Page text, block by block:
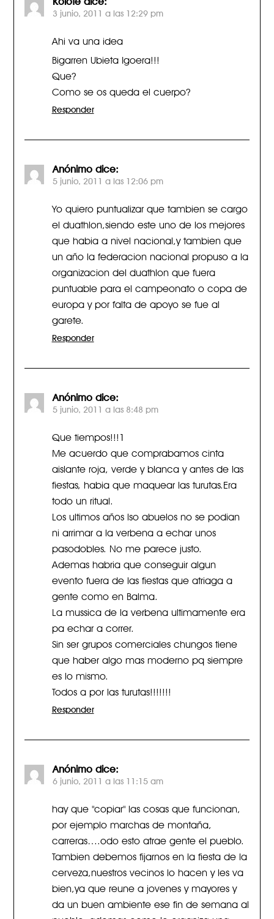
3 junio, 2011 a las 12:29 pm
Ahi va una idea
Bigarren Ubieta Igoera!!!
Que?
Como se os queda el cuerpo?
Responder
Anónimo dice:
5 junio, 2011 a las 12:06 pm
Yo quiero puntualizar que tambien se cargo
el duathlon,siendo este uno de los mejores
que habia a nivel nacional,y tambien que
un año la federacion nacional propuso a la
organizacion del duathlon que fuera
puntuable para el campeonato o copa de
europa y por falta de apoyo se fue al
garete.
Responder
Anónimo dice:
5 junio, 2011 a las 8:48 pm
Que tiempos!!!1
Me acuerdo que comprabamos cinta
aislante roja, verde y blanca y antes de las
fiestas, habia que maquear las turutas.Era
todo un ritual.
Los ultimos años lso abuelos no se podian
ni arrimar a la verbena a echar unos
pasodobles. No me parece justo.
Ademas habria que conseguir algun
evento fuera de las fiestas que atriaga a
gente como en Balma.
La mussica de la verbena ultimamente era
pa echar a correr.
Sin ser grupos comerciales chungos tiene
que haber algo mas moderno pq siempre
es lo mismo.
Todos a por las turutas!!!!!!!
Responder
Anónimo dice:
6 junio, 2011 a las 11:15 am
hay que "copiar" las cosas que funcionan,
por ejemplo marchas de montaña,
carreras….odo esto atrae gente el pueblo.
Tambien debemos fijarnos en la fiesta de la
cerveza,nuestros vecinos lo hacen y les va
bien,ya que reune a jovenes y mayores y
da un buen ambiente ese fin de semana al